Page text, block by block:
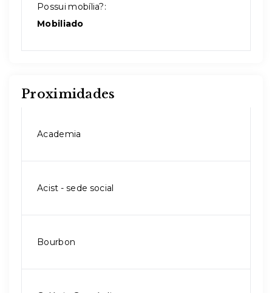
Possui mobília?:
Mobiliado
Proximidades
Academia
Acist - sede social
Bourbon